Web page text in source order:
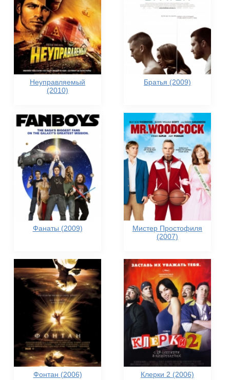
Неуправляемый
(2010)
Братья (2009)
Фанаты (2009)
Мистер Простофиля
(2007)
Фонтан (2006) Клерки 2 (2006)